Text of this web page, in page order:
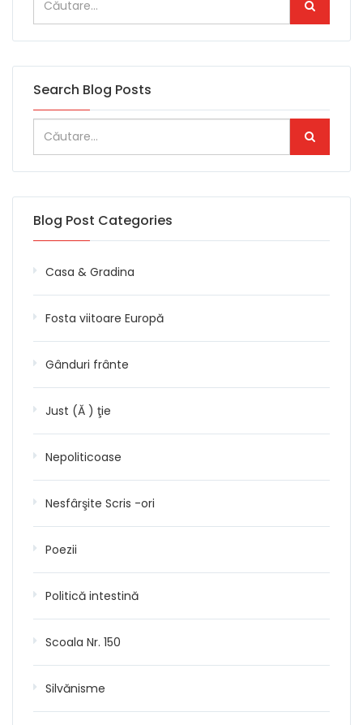
Search Blog Posts
Blog Post Categories
Casa & Gradina
Fosta viitoare Europă
Gânduri frânte
Just (Ă ) ţie
Nepoliticoase
Nesfârşite Scris -ori
Poezii
Politică intestină
Scoala Nr. 150
Silvănisme